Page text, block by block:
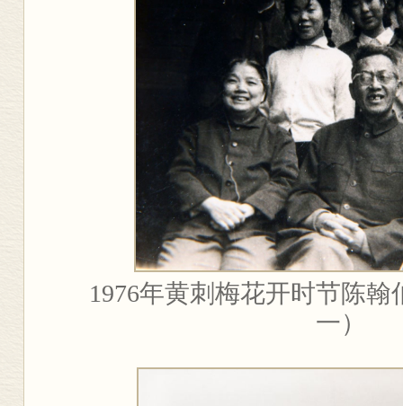
1976年黄刺梅花开时节陈翰
一）